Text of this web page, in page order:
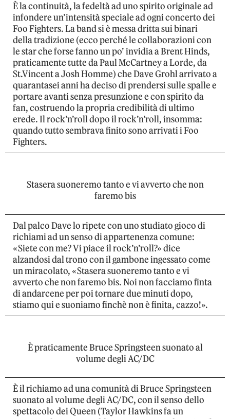
È la continuità, la fedeltà ad uno spirito originale ad
infondere un’intensità speciale ad ogni concerto dei
Foo Fighters. La band si è messa dritta sui binari
della tradizione (ecco perché le collaborazioni con
le star che forse fanno un po’ invidia a Brent Hinds,
praticamente tutte da Paul McCartney a Lorde, da
St.Vincent a Josh Homme) che Dave Grohl arrivato a
quarantasei anni ha deciso di prendersi sulle spalle e
portare avanti senza presunzione e con spirito da
fan, costruendo la propria credibilità di ultimo
erede. Il rock’n’roll dopo il rock’n’roll, insomma:
quando tutto sembrava finito sono arrivati i Foo
Fighters.
Stasera suoneremo tanto e vi avverto che non
faremo bis
Dal palco Dave lo ripete con uno studiato gioco di
richiami ad un senso di appartenenza comune:
«Siete con me? Vi piace il rock’n’roll?» dice
alzandosi dal trono con il gambone ingessato come
un miracolato, «Stasera suoneremo tanto e vi
avverto che non faremo bis. Noi non facciamo finta
di andarcene per poi tornare due minuti dopo,
stiamo qui e suoniamo finchè non è finita, cazzo!».
È praticamente Bruce Springsteen suonato al
volume degli AC/DC
È il richiamo ad una comunità di Bruce Springsteen
suonato al volume degli AC/DC, con il senso dello
spettacolo dei Queen (Taylor Hawkins fa un